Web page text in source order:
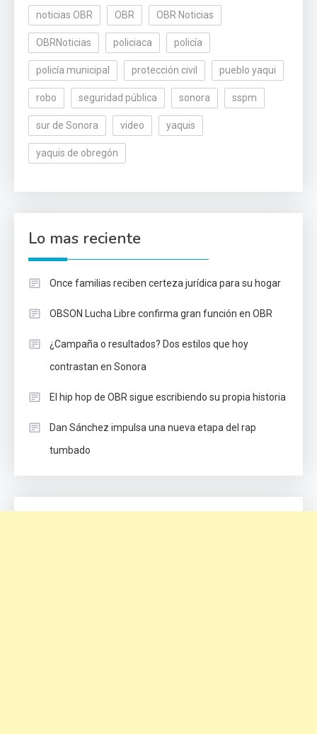
noticias OBR OBR OBR Noticias
OBRNoticias policiaca policía
policía municipal protección civil pueblo yaqui
robo seguridad pública sonora sspm
sur de Sonora video yaquis
yaquis de obregón
Lo mas reciente
Once familias reciben certeza jurídica para su hogar
OBSON Lucha Libre confirma gran función en OBR
¿Campaña o resultados? Dos estilos que hoy
contrastan en Sonora
El hip hop de OBR sigue escribiendo su propia historia
Dan Sánchez impulsa una nueva etapa del rap
tumbado